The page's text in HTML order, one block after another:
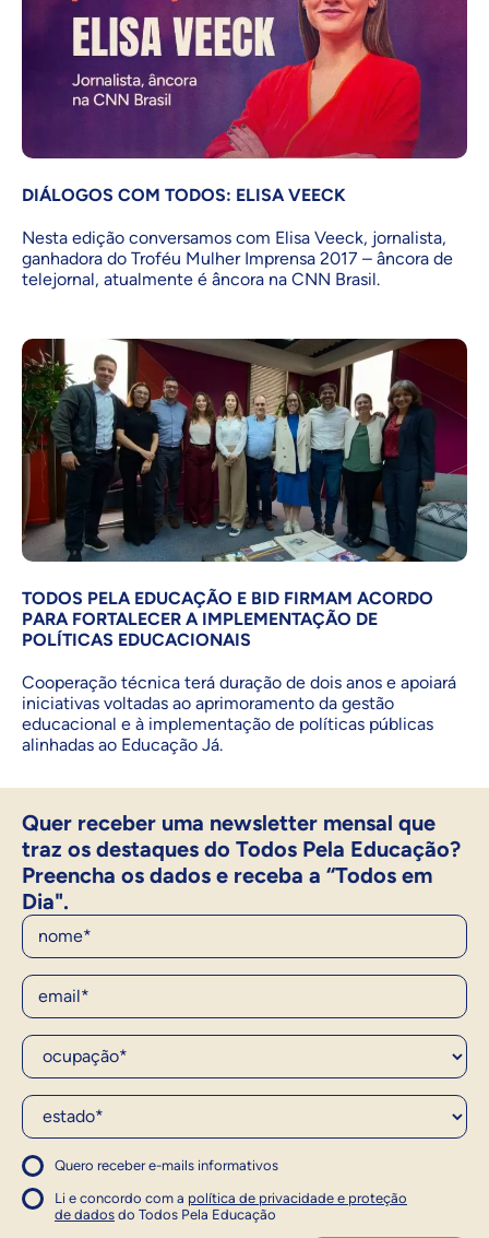
DIÁLOGOS COM TODOS: ELISA VEECK
Nesta edição conversamos com Elisa Veeck, jornalista,
ganhadora do Troféu Mulher Imprensa 2017 – âncora de
telejornal, atualmente é âncora na CNN Brasil.
TODOS PELA EDUCAÇÃO E BID FIRMAM ACORDO
PARA FORTALECER A IMPLEMENTAÇÃO DE
POLÍTICAS EDUCACIONAIS
Cooperação técnica terá duração de dois anos e apoiará
iniciativas voltadas ao aprimoramento da gestão
educacional e à implementação de políticas públicas
alinhadas ao Educação Já.
Quer receber uma newsletter mensal que
traz os destaques do Todos Pela Educação?
Preencha os dados e receba a “Todos em
Dia".
Nome
E-Mail
Ocupação*
Estado*
Quero receber e-mails informativos
1
Concordo com a política
Concordo com a política
Li e concordo com a política de privacidade e proteção
de dados do Todos Pela Educação
1